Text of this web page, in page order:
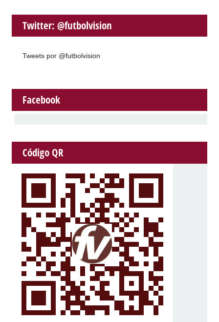
Twitter: @futbolvision
Tweets por @futbolvision
Facebook
Código QR